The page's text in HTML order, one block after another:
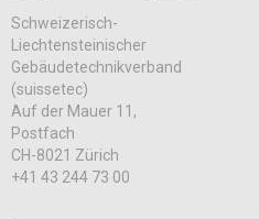
Schweizerisch-
Liechtensteinischer
Gebäudetechnikverband
(suissetec)
Auf der Mauer 11,
Postfach
CH-8021 Zürich
+41 43 244 73 00